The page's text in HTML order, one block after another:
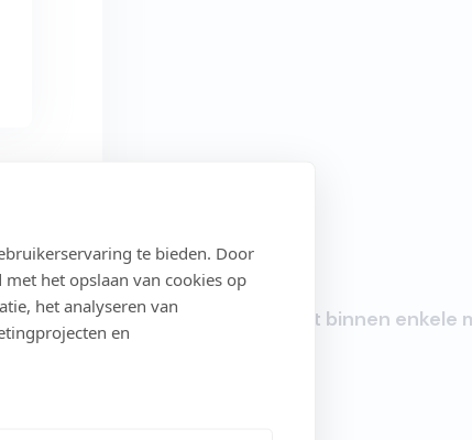
te bieden. Door
met het opslaan van cookies op
het analyseren van
en
tempo Start binnen enkele